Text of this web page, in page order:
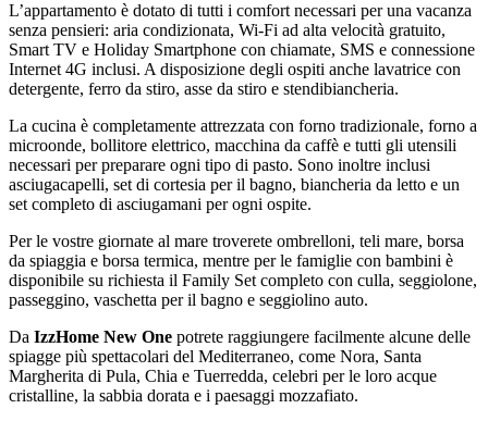
L’appartamento è dotato di tutti i comfort necessari per una vacanza
senza pensieri: aria condizionata, Wi-Fi ad alta velocità gratuito,
Smart TV e Holiday Smartphone con chiamate, SMS e connessione
Internet 4G inclusi. A disposizione degli ospiti anche lavatrice con
detergente, ferro da stiro, asse da stiro e stendibiancheria.
La cucina è completamente attrezzata con forno tradizionale, forno a
microonde, bollitore elettrico, macchina da caffè e tutti gli utensili
necessari per preparare ogni tipo di pasto. Sono inoltre inclusi
asciugacapelli, set di cortesia per il bagno, biancheria da letto e un
set completo di asciugamani per ogni ospite.
Per le vostre giornate al mare troverete ombrelloni, teli mare, borsa
da spiaggia e borsa termica, mentre per le famiglie con bambini è
disponibile su richiesta il Family Set completo con culla, seggiolone,
passeggino, vaschetta per il bagno e seggiolino auto.
Da IzzHome New One potrete raggiungere facilmente alcune delle
spiagge più spettacolari del Mediterraneo, come Nora, Santa
Margherita di Pula, Chia e Tuerredda, celebri per le loro acque
cristalline, la sabbia dorata e i paesaggi mozzafiato.